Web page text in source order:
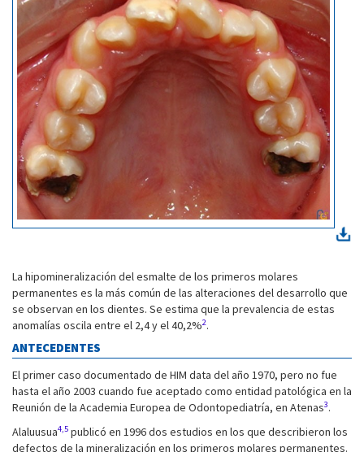
La hipomineralización del esmalte de los primeros molares
permanentes es la más común de las alteraciones del desarrollo que
se observan en los dientes. Se estima que la prevalencia de estas
anomalías oscila entre el 2,4 y el 40,2%2.
ANTECEDENTES
El primer caso documentado de HIM data del año 1970, pero no fue
hasta el año 2003 cuando fue aceptado como entidad patológica en la
Reunión de la Academia Europea de Odontopediatría, en Atenas3.
Alaluusua4,5 publicó en 1996 dos estudios en los que describieron los
defectos de la mineralización en los primeros molares permanentes.